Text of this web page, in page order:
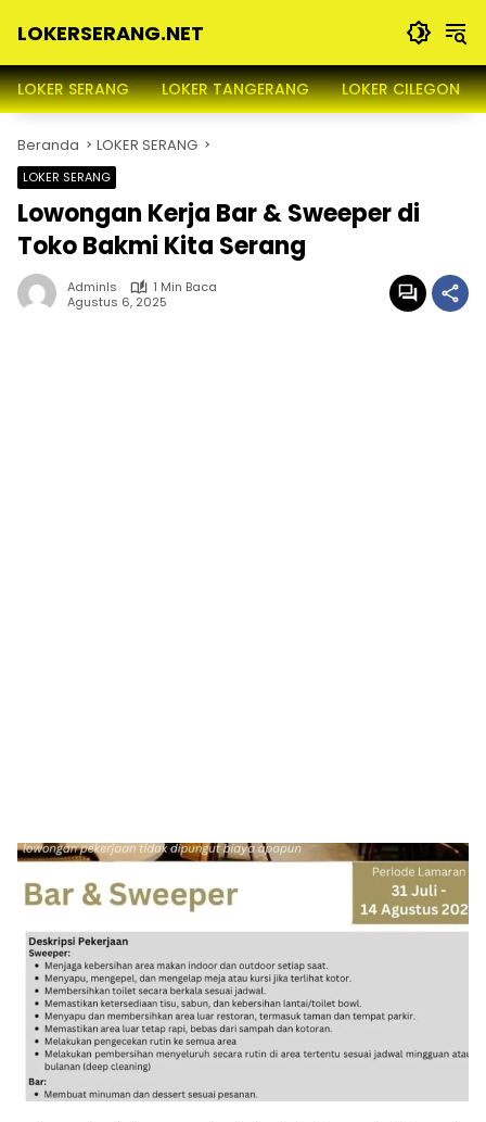
LOKERSERANG.NET
Lowongan
Kerja
dan
Sekitarnya
LOKER SERANG LOKER TANGERANG LOKER CILEGON
Beranda LOKER SERANG
LOKER SERANG
Lowongan Kerja Bar & Sweeper di
Toko Bakmi Kita Serang
Adminls
1 Min Baca
Agustus 6, 2025